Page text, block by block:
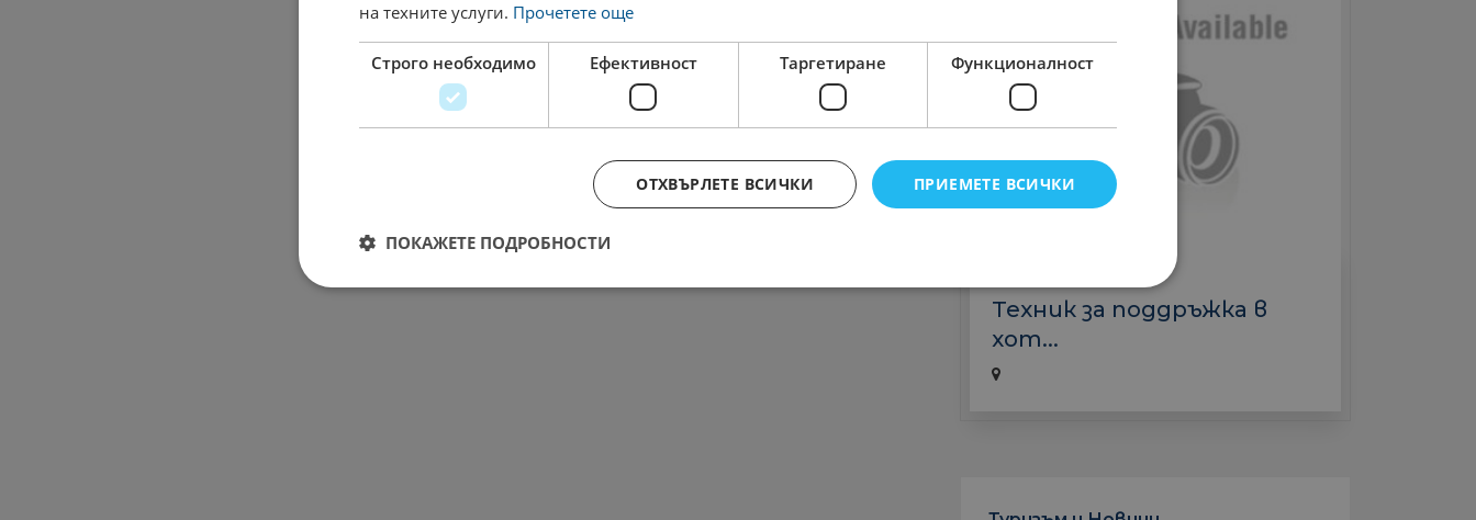
Техник за поддръжка в
хот...
на техните услуги. Прочетете още
Строго необходимо Ефективност Таргетиране Функционалност
ПРИЕМЕТЕ ВСИЧКИ
ОТХВЪРЛЕТЕ ВСИЧКИ
ПОКАЖЕТЕ ПОДРОБНОСТИ